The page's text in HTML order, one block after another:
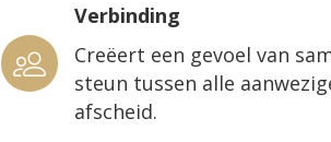
Verbinding
Creëert een gevoel van
steun tussen alle
afscheid.